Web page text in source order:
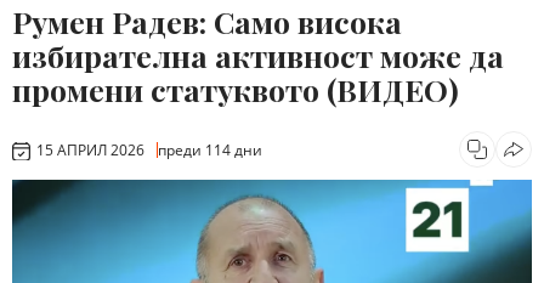
Румен Радев: Само висока
избирателна активност може да
промени статуквото (ВИДЕО)
15 АПРИЛ 2026 преди 114 дни